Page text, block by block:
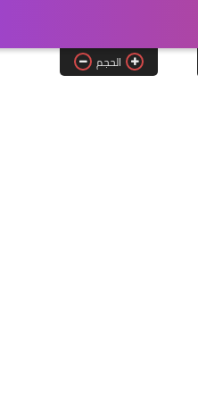
الحجم